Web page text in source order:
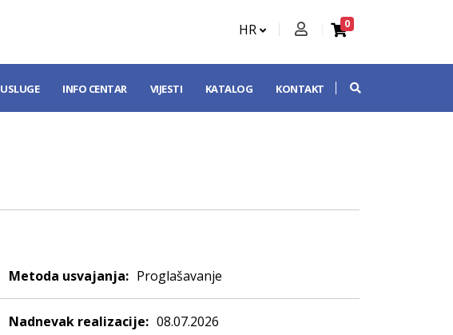
HR 0
USLUGE INFO CENTAR VIJESTI KATALOG KONTAKT
Metoda usvajanja: Proglašavanje
Nadnevak realizacije: 08.07.2026